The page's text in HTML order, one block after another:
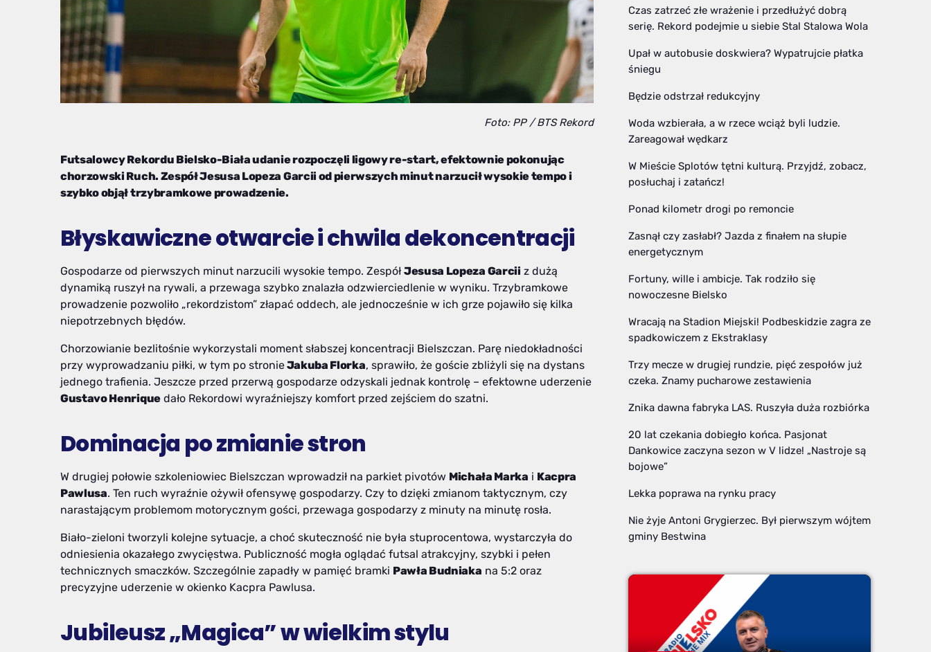
Foto: PP / BTS Rekord
Futsalowcy Rekordu Bielsko-Biała udanie rozpoczęli ligowy re-start, efektownie pokonując
chorzowski Ruch. Zespół Jesusa Lopeza Garcii od pierwszych minut narzucił wysokie tempo i
szybko objął trzybramkowe prowadzenie.
Błyskawiczne otwarcie i chwila dekoncentracji
Gospodarze od pierwszych minut narzucili wysokie tempo. Zespół Jesusa Lopeza Garcii z dużą
dynamiką ruszył na rywali, a przewaga szybko znalazła odzwierciedlenie w wyniku. Trzybramkowe
prowadzenie pozwoliło „rekordzistom” złapać oddech, ale jednocześnie w ich grze pojawiło się kilka
niepotrzebnych błędów.
Chorzowianie bezlitośnie wykorzystali moment słabszej koncentracji Bielszczan. Parę niedokładności
przy wyprowadzaniu piłki, w tym po stronieJakuba Florka, sprawiło, że goście zbliżyli się na dystans
jednego trafienia. Jeszcze przed przerwą gospodarze odzyskali jednak kontrolę – efektowne uderzenie
Gustavo Henriquedało Rekordowi wyraźniejszy komfort przed zejściem do szatni.
Dominacja po zmianie stron
W drugiej połowie szkoleniowiec Bielszczan wprowadził na parkiet pivotów Michała Marka i Kacpra
Pawlusa. Ten ruch wyraźnie ożywił ofensywę gospodarzy. Czy to dzięki zmianom taktycznym, czy
narastającym problemom motorycznym gości, przewaga gospodarzy z minuty na minutę rosła.
Biało-zieloni tworzyli kolejne sytuacje, a choć skuteczność nie była stuprocentowa, wystarczyła do
odniesienia okazałego zwycięstwa. Publiczność mogła oglądać futsal atrakcyjny, szybki i pełen
technicznych smaczków. Szczególnie zapadły w pamięć bramki Pawła Budniaka na 5:2 oraz
precyzyjne uderzenie w okienko Kacpra Pawlusa.
Jubileusz „Magica” w wielkim stylu
Czas zatrzeć złe wrażenie i przedłużyć dobrą
serię. Rekord podejmie u siebie Stal Stalowa Wola
Upał w autobusie doskwiera? Wypatrujcie płatka
śniegu
Będzie odstrzał redukcyjny
Woda wzbierała, a w rzece wciąż byli ludzie.
Zareagował wędkarz
W Mieście Splotów tętni kulturą. Przyjdź, zobacz,
posłuchaj i zatańcz!
Ponad kilometr drogi po remoncie
Zasnął czy zasłabł? Jazda z finałem na słupie
energetycznym
Fortuny, wille i ambicje. Tak rodziło się
nowoczesne Bielsko
Wracają na Stadion Miejski! Podbeskidzie zagra ze
spadkowiczem z Ekstraklasy
Trzy mecze w drugiej rundzie, pięć zespołów już
czeka. Znamy pucharowe zestawienia
Znika dawna fabryka LAS. Ruszyła duża rozbiórka
20 lat czekania dobiegło końca. Pasjonat
Dankowice zaczyna sezon w V lidze! „Nastroje są
bojowe”
Lekka poprawa na rynku pracy
Nie żyje Antoni Grygierzec. Był pierwszym wójtem
gminy Bestwina